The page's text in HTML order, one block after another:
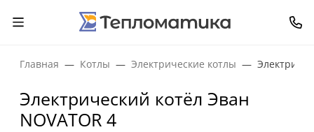
Главная Котлы Электрические котлы
Электрический котёл Эван
NOVATOR 4